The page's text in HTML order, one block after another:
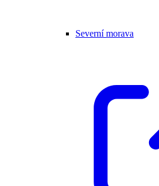
Severní morava